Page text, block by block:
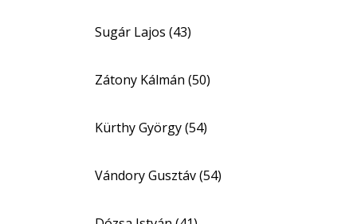
Sugár Lajos (43)
Zátony Kálmán (50)
Kürthy György (54)
Vándory Gusztáv (54)